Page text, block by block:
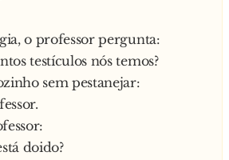
o professor pergunta:
testículos nós temos?
sem pestanejar:
doido?